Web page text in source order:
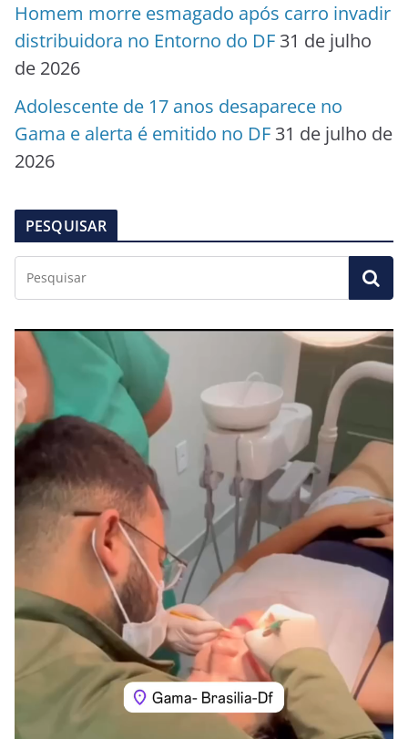
Homem morre esmagado após carro invadir
distribuidora no Entorno do DF 31 de julho
de 2026
Adolescente de 17 anos desaparece no
Gama e alerta é emitido no DF 31 de julho de
2026
PESQUISAR